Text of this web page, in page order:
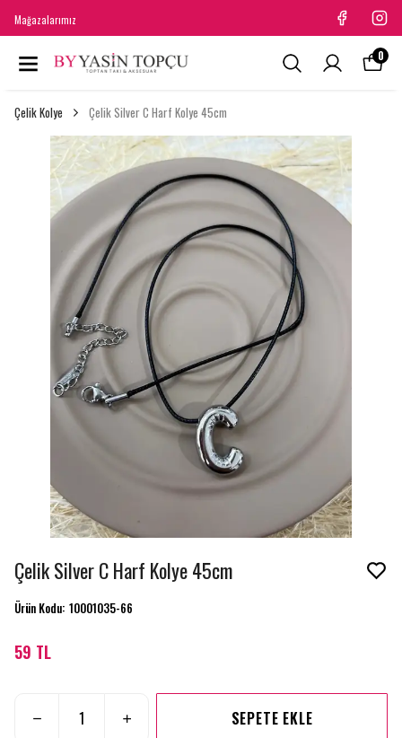
Mağazalarımız
0
Çelik Kolye Çelik Silver C Harf Kolye 45cm
Çelik Silver C Harf Kolye 45cm
Ürün Kodu: 10001035-66
59 TL
SEPETE EKLE